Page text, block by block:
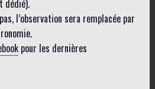
dédié).
l’observation sera remplacée par
pour les dernières